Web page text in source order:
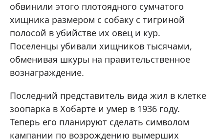
обвинили этого плотоядного сумчатого
хищника размером с собаку с тигриной
полосой в убийстве их овец и кур.
Поселенцы убивали хищников тысячами,
обменивая шкуры на правительственное
вознаграждение.
Последний представитель вида жил в клетке
зоопарка в Хобарте и умер в 1936 году.
Теперь его планируют сделать символом
кампании по возрождению вымерших